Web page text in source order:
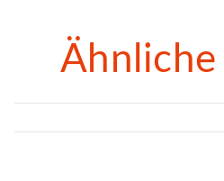
Ähnliche